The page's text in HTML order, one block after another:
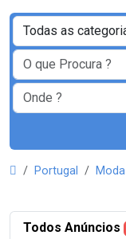
Portugal Moda
Todos Anúncios